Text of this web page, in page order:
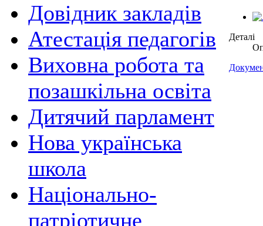
Довідник закладів
Атестація педагогів
Виховна робота та
позашкільна освіта
Дитячий парламент
Нова українська
школа
Національно-
патріотичне
Деталі